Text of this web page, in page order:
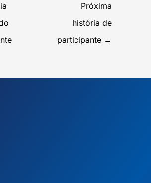
Próxima
história de
participante →